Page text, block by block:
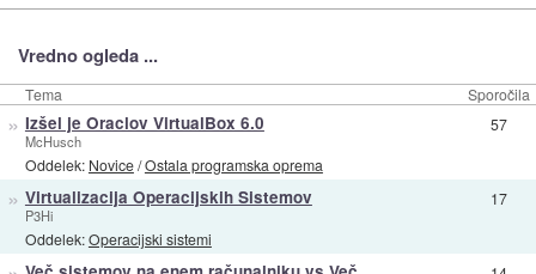
Vredno ogleda ...
Tema Sporočila
» Izšel je Oraclov VirtualBox 6.0
McHusch
Oddelek: Novice/Ostala programska oprema
57
» Virtualizacija Operacijskih Sistemov
P3Hi
Oddelek:Operacijski sistemi
17